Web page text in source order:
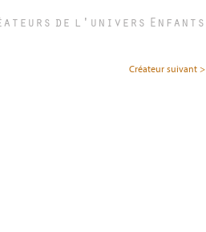
de l'univers Enfants
Créateur suivant >